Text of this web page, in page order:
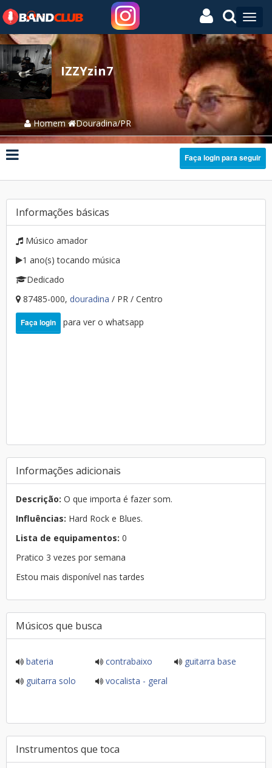
IZZYzin7
Homem Douradina/PR
Faça login para seguir
Informações básicas
Músico amador
1 ano(s) tocando música
Dedicado
87485-000, douradina / PR / Centro
Faça login para ver o whatsapp
Informações adicionais
Descrição: O que importa é fazer som.
Influências: Hard Rock e Blues.
Lista de equipamentos: 0
Pratico 3 vezes por semana
Estou mais disponível nas tardes
Músicos que busca
bateria contrabaixo
guitarra base
guitarra solo
vocalista - geral
Instrumentos que toca